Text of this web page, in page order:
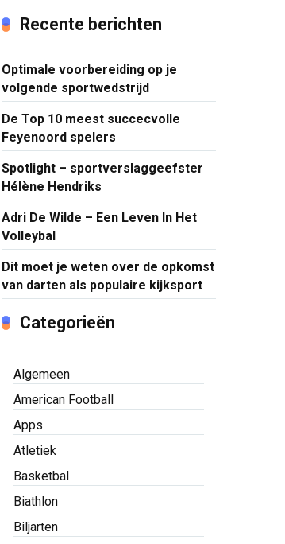
Recente berichten
Optimale voorbereiding op je
volgende sportwedstrijd
De Top 10 meest succecvolle
Feyenoord spelers
Spotlight – sportverslaggeefster
Hélène Hendriks
Adri De Wilde – Een Leven In Het
Volleybal
Dit moet je weten over de opkomst
van darten als populaire kijksport
Categorieën
Algemeen
American Football
Apps
Atletiek
Basketbal
Biathlon
Biljarten